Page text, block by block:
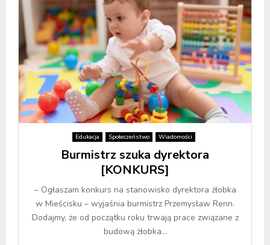
Edukacja Społeczeństwo Wiadomości
Burmistrz szuka dyrektora
[KONKURS]
– Ogłaszam konkurs na stanowisko dyrektora żłobka
w Mieścisku – wyjaśnia burmistrz Przemysław Renn.
Dodajmy, że od początku roku trwają prace związane z
budową żłobka...